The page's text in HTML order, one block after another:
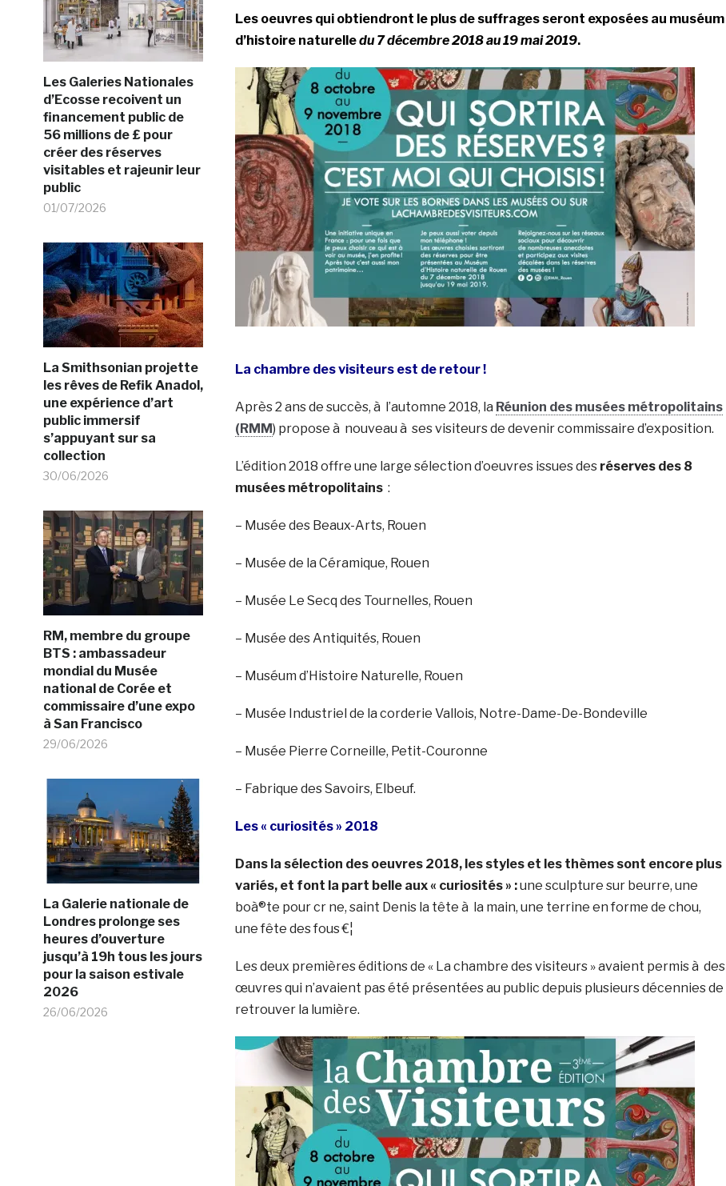
Les Galeries Nationales
d’Ecosse recoivent un
financement public de
56 millions de £ pour
créer des réserves
visitables et rajeunir leur
public
01/07/2026
La Smithsonian projette
les rêves de Refik Anadol,
une expérience d’art
public immersif
s’appuyant sur sa
collection
30/06/2026
RM, membre du groupe
BTS : ambassadeur
mondial du Musée
national de Corée et
commissaire d’une expo
à San Francisco
29/06/2026
La Galerie nationale de
Londres prolonge ses
heures d’ouverture
jusqu’à 19h tous les jours
pour la saison estivale
2026
26/06/2026
Les oeuvres qui obtiendront le plus de suffrages seront exposées au muséum
d’histoire naturelledu 7 décembre 2018 au 19 mai 2019.
La chambre des visiteurs est de retour !
Après 2 ans de succès, à l’automne 2018, la Réunion des musées métropolitains
(RMM) propose à nouveau à ses visiteurs de devenir commissaire d’exposition.
L’édition 2018 offre une large sélection d’oeuvres issues des réserves des 8
musées métropolitains:
– Musée des Beaux-Arts, Rouen
– Musée de la Céramique, Rouen
– Musée Le Secq des Tournelles, Rouen
– Musée des Antiquités, Rouen
– Muséum d’Histoire Naturelle, Rouen
– Musée Industriel de la corderie Vallois, Notre-Dame-De-Bondeville
– Musée Pierre Corneille, Petit-Couronne
– Fabrique des Savoirs, Elbeuf.
Les « curiosités » 2018
Dans la sélection des oeuvres 2018, les styles et les thèmes sont encore plus
variés, et font la part belle aux « curiosités » :une sculpture sur beurre, une
boà®te pour cr ne, saint Denis la tête à la main, une terrine en forme de chou,
une fête des fous €¦
Les deux premières éditions de « La chambre des visiteurs » avaient permis à des
œuvres qui n’avaient pas été présentées au public depuis plusieurs décennies de
retrouver la lumière.